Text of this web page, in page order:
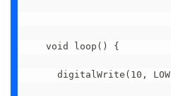
void loop() {
digitalWrite(10,